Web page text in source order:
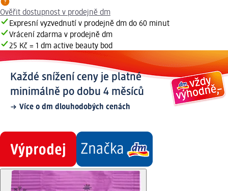
Ověřit dostupnost v prodejně dm
Expresní vyzvednutí v prodejně dm do 60 minut
Vrácení zdarma v prodejně dm
25 Kč = 1 dm active beauty bod
Každé snížení ceny je platné
minimálně po dobu 4 měsíců
Více o dm dlouhodobých cenách